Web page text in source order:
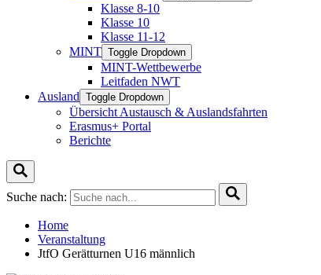
Klasse 8-10
Klasse 10
Klasse 11-12
MINT Toggle Dropdown
MINT-Wettbewerbe
Leitfaden NWT
Ausland Toggle Dropdown
Übersicht Austausch & Auslandsfahrten
Erasmus+ Portal
Berichte
Suche nach:
Home
Veranstaltung
JtfO Gerätturnen U16 männlich